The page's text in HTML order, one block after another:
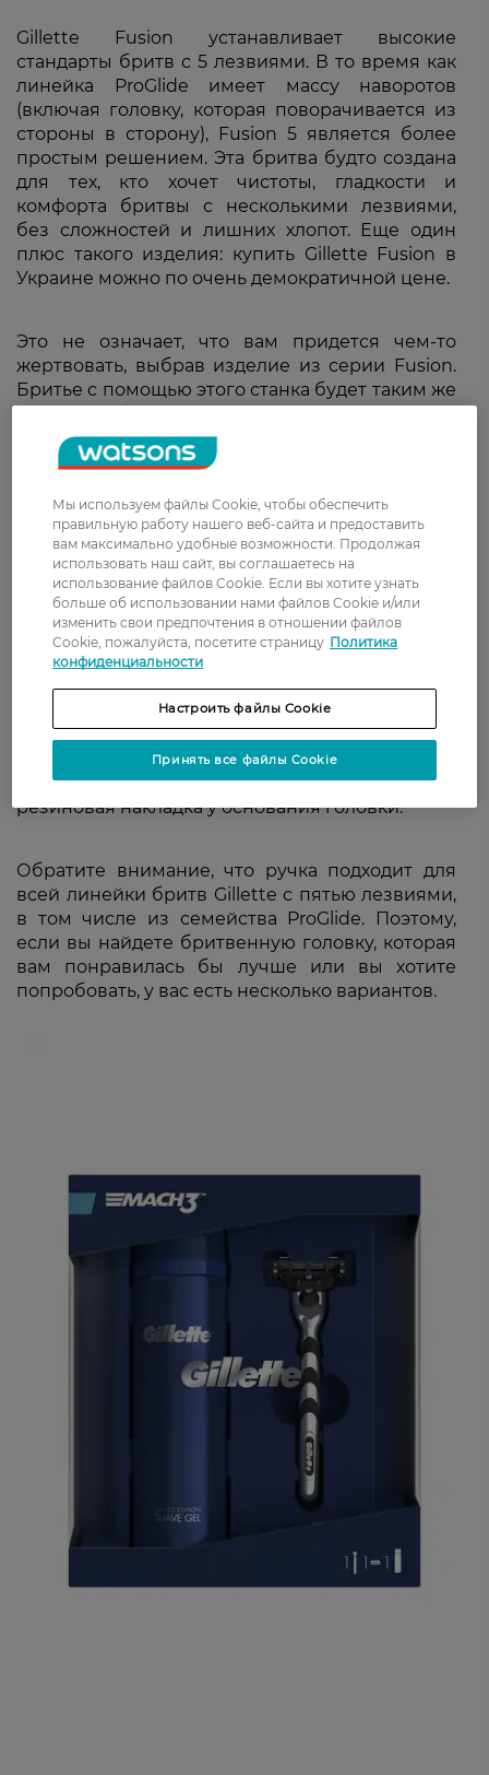
Gillette Fusion устанавливает высокие
стандарты бритв с 5 лезвиями. В то время как
линейка ProGlide имеет массу наворотов
(включая головку, которая поворачивается из
стороны в сторону), Fusion 5 является более
простым решением. Эта бритва будто создана
для тех, кто хочет чистоты, гладкости и
комфорта бритвы с несколькими лезвиями,
без сложностей и лишних хлопот. Еще один
плюс такого изделия: купить Gillette Fusion в
Украине можно по очень демократичной цене.
Это не означает, что вам придется чем-то
жертвовать, выбрав изделие из серии Fusion.
Бритье с помощью этого станка будет таким же
функций, которые обеспечивают удобство и
простоту использования.
Дизайн
Gillette уже давно установила высокую планку
качества, и Fusion не исключение. Рукоятка
представляет собой металлическую основу,
покрытую крупными резиновыми накладками
сверху и снизу. С таким количеством
различных захватов и гребней, держать бритву
в руках не проблема даже при активном
контакте с водой. Большой контроль во время
бритья дает Y-образная форма ручки и
резиновая накладка у основания головки.
Обратите внимание, что ручка подходит для
всей линейки бритв Gillette с пятью лезвиями,
в том числе из семейства ProGlide. Поэтому,
если вы найдете бритвенную головку, которая
вам понравилась бы лучше или вы хотите
попробовать, у вас есть несколько вариантов.
Мы используем файлы Cookie, чтобы обеспечить
правильную работу нашего веб-сайта и предоставить
вам максимально удобные возможности. Продолжая
использовать наш сайт, вы соглашаетесь на
использование файлов Cookie. Если вы хотите узнать
больше об использовании нами файлов Cookie и/или
изменить свои предпочтения в отношении файлов
Cookie, пожалуйста, посетите страницу Политика
конфиденциальности
Настроить файлы Cookie
Принять все файлы Cookie